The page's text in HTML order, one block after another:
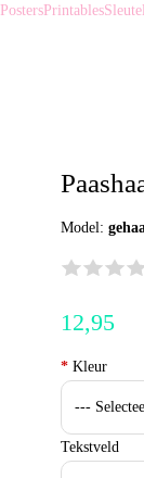
PostersPrintables
Model:
12,95
* Kleur
Tekstveld